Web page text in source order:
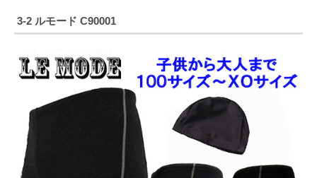
3-2 ルモード C90001